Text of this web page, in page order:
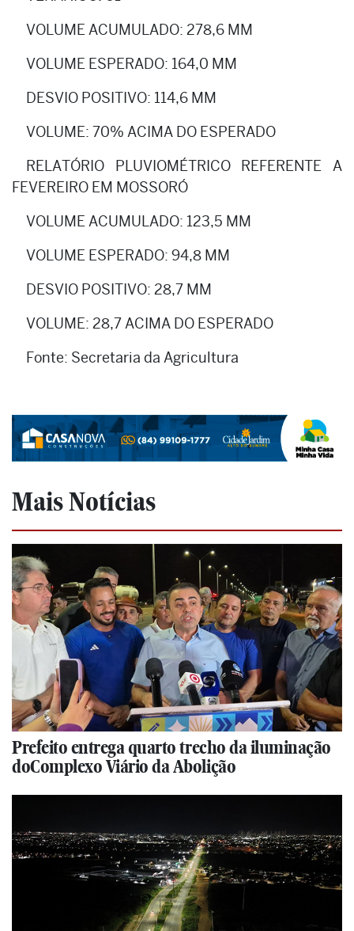
VOLUME ACUMULADO: 278,6 MM
VOLUME ESPERADO: 164,0 MM
DESVIO POSITIVO: 114,6 MM
VOLUME: 70% ACIMA DO ESPERADO
RELATÓRIO PLUVIOMÉTRICO REFERENTE A
FEVEREIRO EM MOSSORÓ
VOLUME ACUMULADO: 123,5 MM
VOLUME ESPERADO: 94,8 MM
DESVIO POSITIVO: 28,7 MM
VOLUME: 28,7 ACIMA DO ESPERADO
Fonte: Secretaria da Agricultura
Mais Notícias
Prefeito entrega quarto trecho da iluminação
doComplexo Viário da Abolição